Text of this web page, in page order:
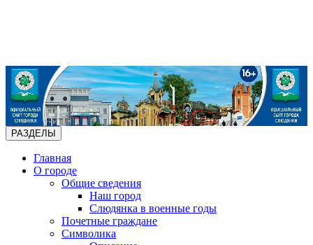
РАЗДЕЛЫ
Главная
О городе
Общие сведения
Наш город
Слюдянка в военные годы
Почетные граждане
Символика